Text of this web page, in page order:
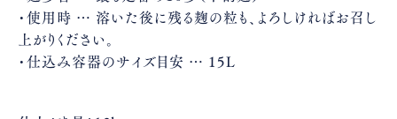
・使用時 … 溶いた後に残る麹の粒も、よろしければお召し
上がりください。
・仕込み容器のサイズ目安 … 15L